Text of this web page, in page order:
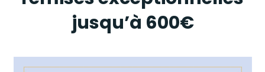
jusqu’à 600€